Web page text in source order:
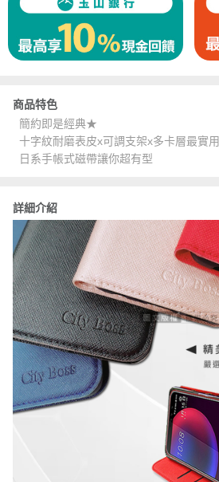
商品特色
簡約即是經典★
十字紋耐磨表皮x可調支架x多卡層最實用
日系手帳式磁帶讓你超有型
詳細介紹